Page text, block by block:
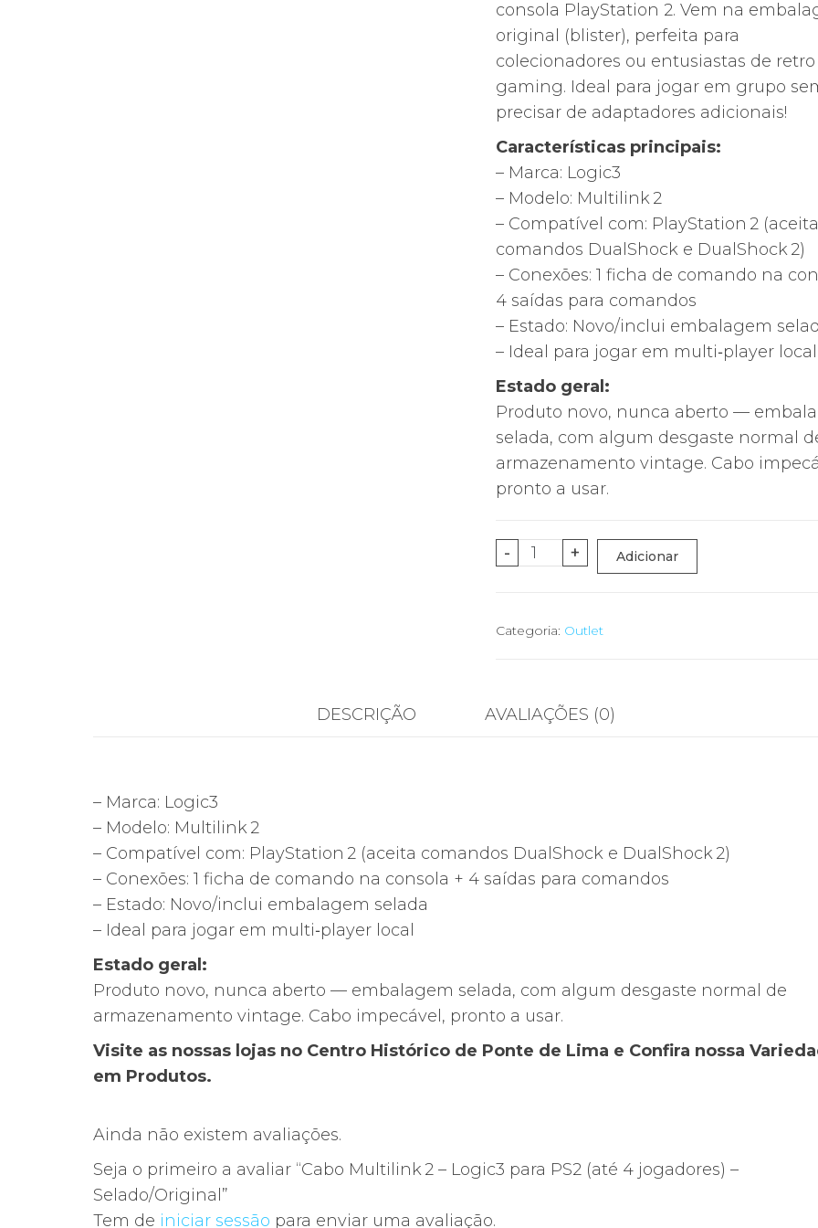
24,00€.
17,00€.
consola PlayStation 2. Vem na
original (blister), perfeita para
colecionadores ou entusiastas de retro
gaming. Ideal para jogar em grupo
precisar de adaptadores adicionais!
Características principais:
– Marca: Logic3
– Modelo: Multilink 2
– Compatível com: PlayStation 2 (aceita
comandos DualShock e DualShock 2)
– Conexões: 1 ficha de comando na
4 saídas para comandos
– Estado: Novo/inclui embalagem
– Ideal para jogar em multi‑player local
Estado geral:
Produto novo, nunca aberto —
selada, com algum desgaste normal
armazenamento vintage. Cabo
pronto a usar.
-
Quantidade
Multilink 2
para
PS2
Selado/Original
+ Adicionar
Categoria: Outlet
DESCRIÇÃO AVALIAÇÕES (0)
– Marca: Logic3
– Modelo: Multilink 2
– Compatível com: PlayStation 2 (aceita comandos DualShock e DualShock 2)
– Conexões: 1 ficha de comando na consola + 4 saídas para comandos
– Estado: Novo/inclui embalagem selada
– Ideal para jogar em multi‑player local
Estado geral:
Produto novo, nunca aberto — embalagem selada, com algum desgaste normal de
armazenamento vintage. Cabo impecável, pronto a usar.
Visite as nossas lojas no Centro Histórico de Ponte de Lima e Confira nossa
em Produtos.
Ainda não existem avaliações.
Seja o primeiro a avaliar “Cabo Multilink 2 – Logic3 para PS2 (até 4 jogadores) –
Selado/Original”
Tem de iniciar sessão para enviar uma avaliação.